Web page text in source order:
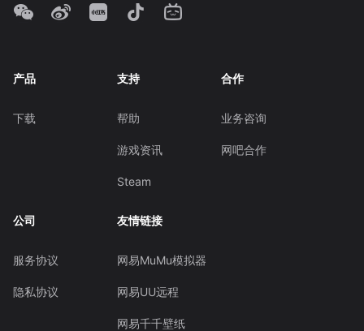
产品
下载
支持
帮助
游戏资讯
Steam
合作
业务咨询
网吧合作
公司
服务协议
隐私协议
友情链接
网易MuMu模拟器
网易UU远程
网易千千壁纸